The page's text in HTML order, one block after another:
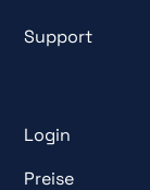
Support
Login
Preise